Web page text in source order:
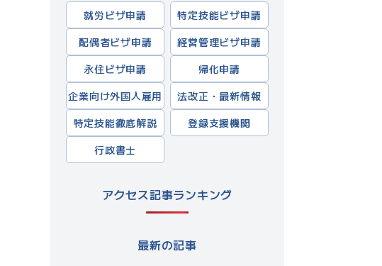
就労ビザ申請
特定技能ビザ申請
配偶者ビザ申請
経営管理ビザ申請
永住ビザ申請
帰化申請
企業向け外国人雇用
法改正・最新情報
特定技能徹底解説
登録支援機関
行政書士
アクセス記事ランキング
最新の記事